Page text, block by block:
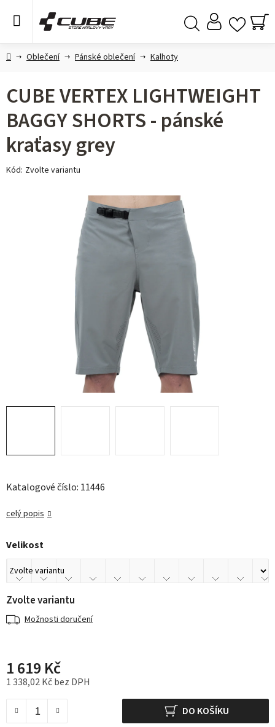
DomůOblečení Pánské oblečení Kalhoty
Katalogové číslo: 11446
celý popis
Velikost
Zvolte variantu
Možnosti doručení
1 619 Kč
1 338,02 Kč bez DPH
DO KOŠÍKU
CUBE VERTEX LIGHTWEIGHT
BAGGY SHORTS - pánské
kraťasy grey
Kód: Zvolte variantu